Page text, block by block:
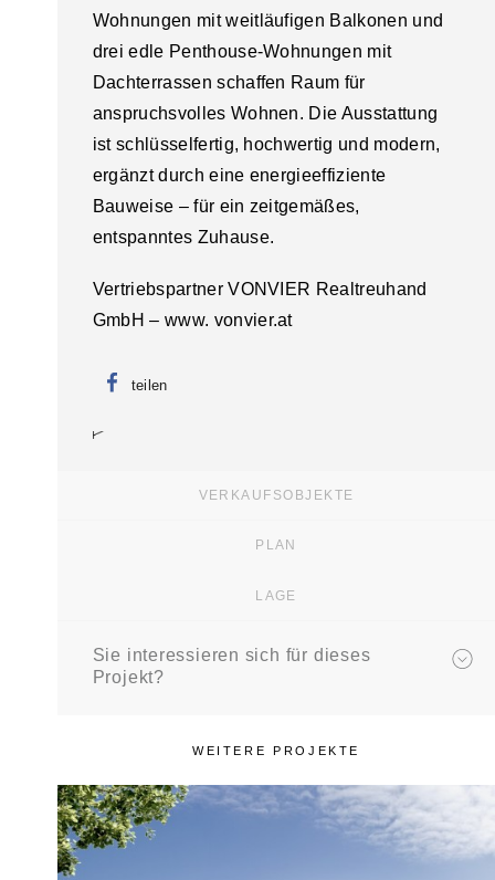
Wohnungen mit weitläufigen Balkonen und
drei edle Penthouse-Wohnungen mit
Dachterrassen schaffen Raum für
anspruchsvolles Wohnen. Die Ausstattung
ist schlüsselfertig, hochwertig und modern,
ergänzt durch eine energieeffiziente
Bauweise – für ein zeitgemäßes,
entspanntes Zuhause.
Vertriebspartner VONVIER Realtreuhand
GmbH – www. vonvier.at
teilen
VERKAUFSOBJEKTE
PLAN
LAGE
Sie interessieren sich für dieses
Projekt?
WEITERE PROJEKTE
EIGENTUM